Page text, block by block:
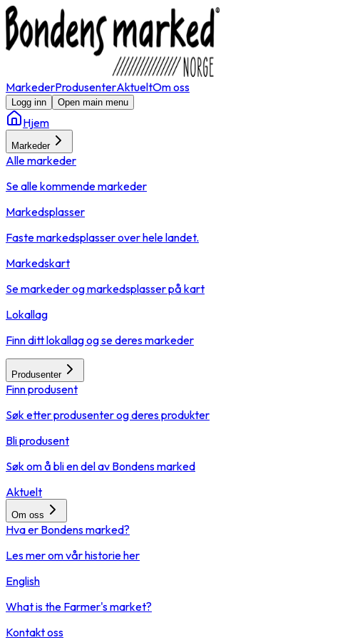
MarkederProdusenterAktueltOm oss
Logg inn Open main menu
Hjem
Markeder
Alle markeder
Se alle kommende markeder
Markedsplasser
Faste markedsplasser over hele landet.
Markedskart
Se markeder og markedsplasser på kart
Lokallag
Finn ditt lokallag og se deres markeder
Produsenter
Finn produsent
Søk etter produsenter og deres produkter
Bli produsent
Søk om å bli en del av Bondens marked
Aktuelt
Om oss
Hva er Bondens marked?
Les mer om vår historie her
English
What is the Farmer's market?
Kontakt oss